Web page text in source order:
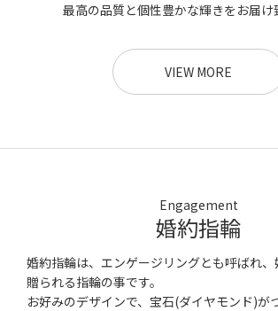
最高の品質と個性豊かな輝きをお届け
VIEW MORE
Engagement
婚約指輪
婚約指輪は、エンゲージリングとも呼ばれ、
贈られる指輪の事です。
お好みのデザインで、宝石(ダイヤモンド)が